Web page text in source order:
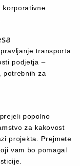
korporativne
transporta
podjetja –
potrebnih za
popolno
za kakovost
projekta. Prejmete
vam bo pomagal